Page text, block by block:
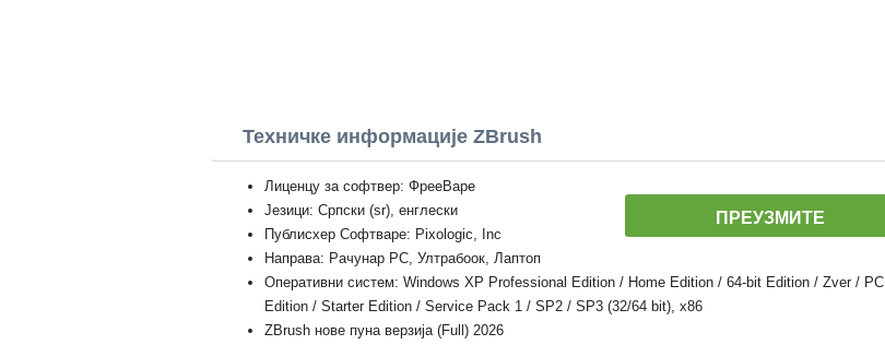
Техничке информације ZBrush
ПРЕУЗМИТЕ
Лиценцу за софтвер: ФрееВаре
Језици: Српски (sr), енглески
Публисхер Софтваре: Pixologic, Inc
Направа: Рачунар PC, Ултрабоок, Лаптоп
Оперативни систем: Windows XP Professional Edition / Home Edition / 64-bit Edition / Zver / PC
Edition / Starter Edition / Service Pack 1 / SP2 / SP3 (32/64 bit), x86
ZBrush нове пуна верзија (Full) 2026